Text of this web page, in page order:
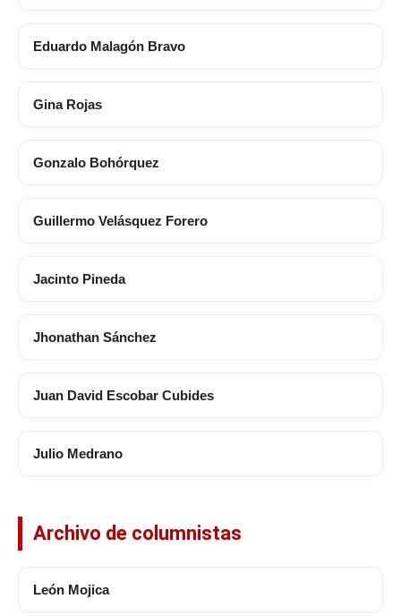
Eduardo Malagón Bravo
Gina Rojas
Gonzalo Bohórquez
Guillermo Velásquez Forero
Jacinto Pineda
Jhonathan Sánchez
Juan David Escobar Cubides
Julio Medrano
Archivo de columnistas
León Mojica